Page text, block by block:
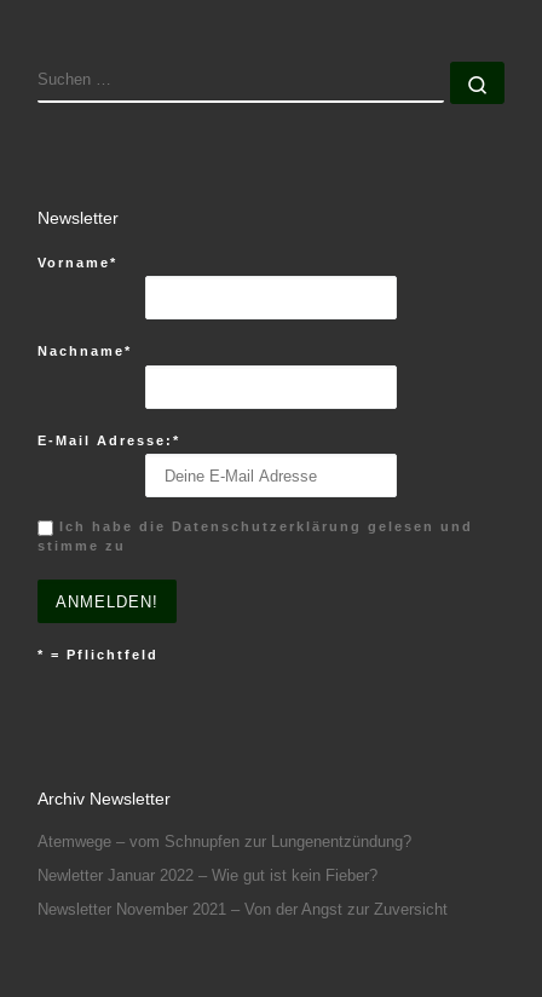
SUCHE
Newsletter
Vorname*
Nachname*
E-Mail Adresse:*
Ich habe die Datenschutzerklärung gelesen und
stimme zu
* = Pflichtfeld
Archiv Newsletter
Atemwege – vom Schnupfen zur Lungenentzündung?
Newletter Januar 2022 – Wie gut ist kein Fieber?
Newsletter November 2021 – Von der Angst zur Zuversicht